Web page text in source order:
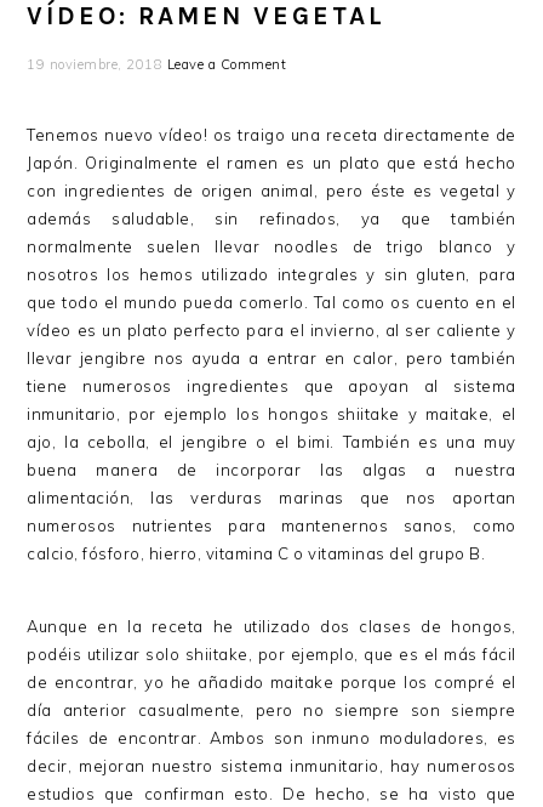
VÍDEO: RAMEN VEGETAL
19 noviembre, 2018 Leave a Comment
Tenemos nuevo vídeo! os traigo una receta directamente de
Japón. Originalmente el ramen es un plato que está hecho
con ingredientes de origen animal, pero éste es vegetal y
además saludable, sin refinados, ya que también
normalmente suelen llevar noodles de trigo blanco y
nosotros los hemos utilizado integrales y sin gluten, para
que todo el mundo pueda comerlo. Tal como os cuento en el
vídeo es un plato perfecto para el invierno, al ser caliente y
llevar jengibre nos ayuda a entrar en calor, pero también
tiene numerosos ingredientes que apoyan al sistema
inmunitario, por ejemplo los hongos shiitake y maitake, el
ajo, la cebolla, el jengibre o el bimi. También es una muy
buena manera de incorporar las algas a nuestra
alimentación, las verduras marinas que nos aportan
numerosos nutrientes para mantenernos sanos, como
calcio, fósforo, hierro, vitamina C o vitaminas del grupo B.
Aunque en la receta he utilizado dos clases de hongos,
podéis utilizar solo shiitake, por ejemplo, que es el más fácil
de encontrar, yo he añadido maitake porque los compré el
día anterior casualmente, pero no siempre son siempre
fáciles de encontrar. Ambos son inmuno moduladores, es
decir, mejoran nuestro sistema inmunitario, hay numerosos
estudios que confirman esto. De hecho, se ha visto que